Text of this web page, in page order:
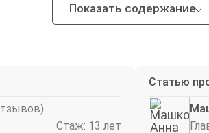
Показать содержание
Стаж: 13 лет
Статью